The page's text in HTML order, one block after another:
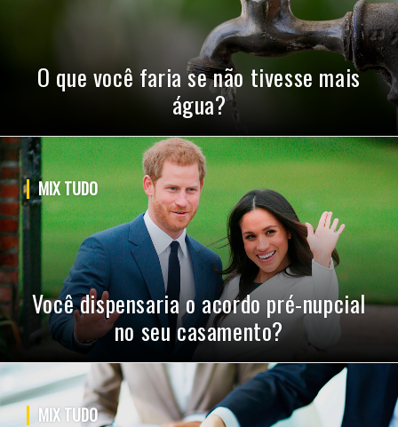
O que você faria se não tivesse mais
água?
MIX TUDO
Você dispensaria o acordo pré-nupcial
no seu casamento?
MIX TUDO